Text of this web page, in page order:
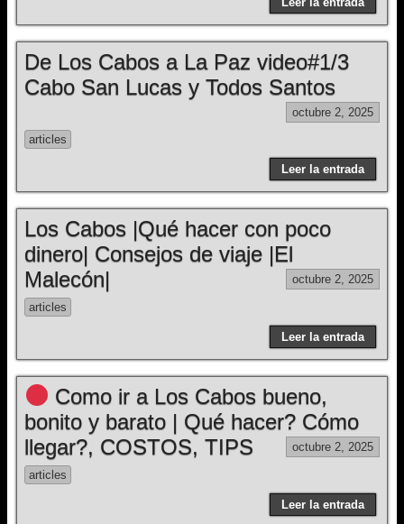
De Los Cabos a La Paz video#1/3
Cabo San Lucas y Todos Santos
octubre 2, 2025
articles
Leer la entrada
Los Cabos |Qué hacer con poco
dinero| Consejos de viaje |El
Malecón|
octubre 2, 2025
articles
Leer la entrada
Como ir a Los Cabos bueno,
bonito y barato | Qué hacer? Cómo
llegar?, COSTOS, TIPS
octubre 2, 2025
articles
Leer la entrada